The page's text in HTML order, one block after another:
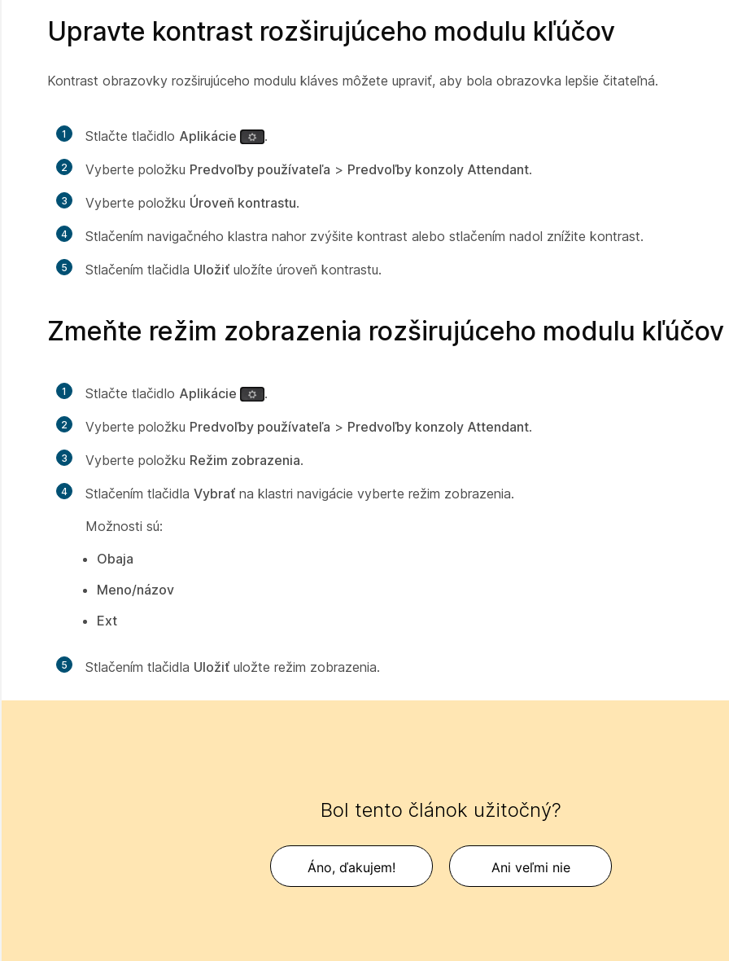
Upravte kontrast rozširujúceho modulu kľúčov
Kontrast obrazovky rozširujúceho modulu kláves môžete upraviť, aby bola obrazovka lepšie čitateľná.
1 Stlačte tlačidlo Aplikácie .
2 Vyberte položku Predvoľby používateľa > Predvoľby konzoly Attendant.
3 Vyberte položku Úroveň kontrastu.
4 Stlačením navigačného klastra nahor zvýšite kontrast alebo stlačením nadol znížite kontrast.
5 Stlačením tlačidla Uložiť uložíte úroveň kontrastu.
Zmeňte režim zobrazenia rozširujúceho modulu
1 Stlačte tlačidlo Aplikácie .
2 Vyberte položku Predvoľby používateľa > Predvoľby konzoly Attendant.
3 Vyberte položku Režim zobrazenia.
4 Stlačením tlačidla Vybrať na klastri navigácie vyberte režim zobrazenia.
Možnosti sú:
Obaja
Meno/názov
Ext
5 Stlačením tlačidla Uložiť uložte režim zobrazenia.
Bol tento článok užitočný?
Áno, ďakujem! Ani veľmi nie